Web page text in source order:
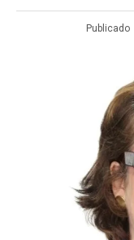
Publicado